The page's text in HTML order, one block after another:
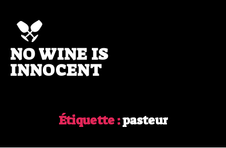
No
wine
is
NO WINE IS
INNOCENT
Étiquette :pasteur